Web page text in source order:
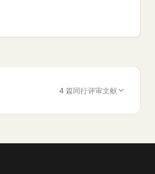
4 篇同行评审文献